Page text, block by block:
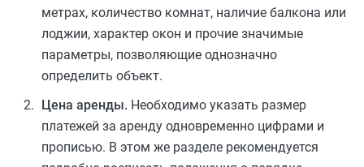
метрах, количество комнат, наличие балкона или
лоджии, характер окон и прочие значимые
параметры, позволяющие однозначно
определить объект.
Цена аренды. Необходимо указать размер
платежей за аренду одновременно цифрами и
прописью. В этом же разделе рекомендуется